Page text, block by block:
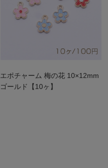
エポチャーム 梅の花 10×12mm
ゴールド【10ヶ】